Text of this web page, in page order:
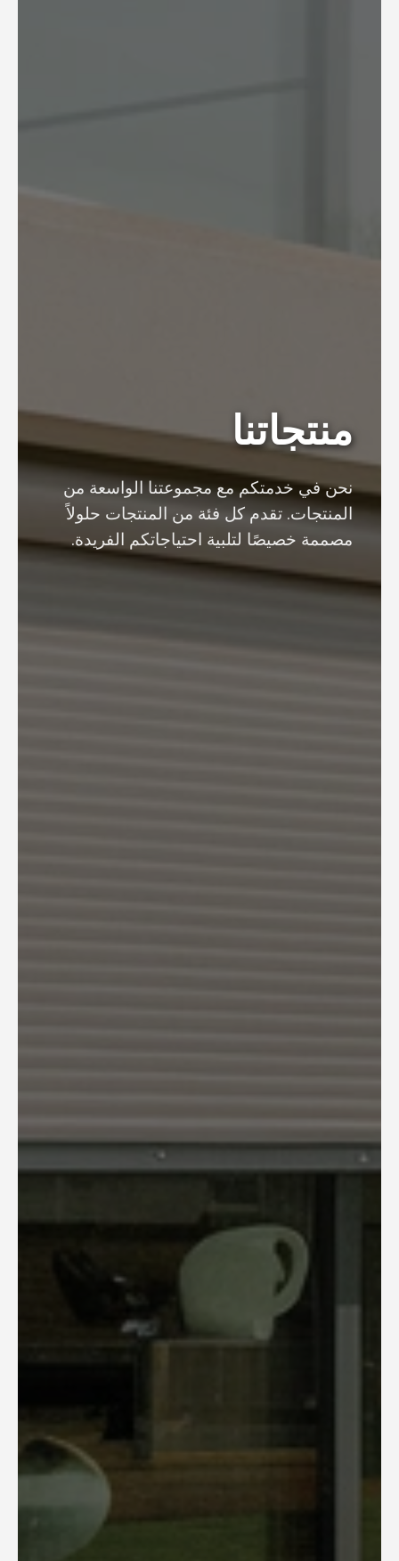
منتجاتنا
نحن في خدمتكم مع مجموعتنا الواسعة من
المنتجات. تقدم كل فئة من المنتجات حلولاً
مصممة خصيصًا لتلبية احتياجاتكم الفريدة.